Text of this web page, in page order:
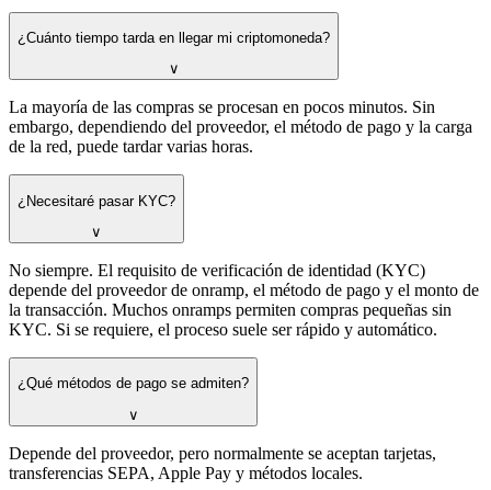
¿Cuánto tiempo tarda en llegar mi criptomoneda?
∨
La mayoría de las compras se procesan en pocos minutos. Sin
embargo, dependiendo del proveedor, el método de pago y la carga
de la red, puede tardar varias horas.
¿Necesitaré pasar KYC?
∨
No siempre. El requisito de verificación de identidad (KYC)
depende del proveedor de onramp, el método de pago y el monto de
la transacción. Muchos onramps permiten compras pequeñas sin
KYC. Si se requiere, el proceso suele ser rápido y automático.
¿Qué métodos de pago se admiten?
∨
Depende del proveedor, pero normalmente se aceptan tarjetas,
transferencias SEPA, Apple Pay y métodos locales.